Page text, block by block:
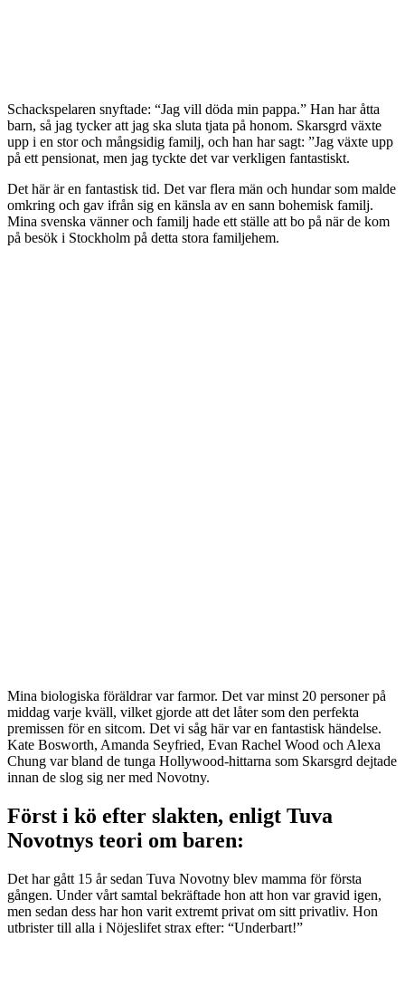
Schackspelaren snyftade: “Jag vill döda min pappa.” Han har åtta
barn, så jag tycker att jag ska sluta tjata på honom. Skarsgrd växte
upp i en stor och mångsidig familj, och han har sagt: ”Jag växte upp
på ett pensionat, men jag tyckte det var verkligen fantastiskt.
Det här är en fantastisk tid. Det var flera män och hundar som malde
omkring och gav ifrån sig en känsla av en sann bohemisk familj.
Mina svenska vänner och familj hade ett ställe att bo på när de kom
på besök i Stockholm på detta stora familjehem.
Mina biologiska föräldrar var farmor. Det var minst 20 personer på
middag varje kväll, vilket gjorde att det låter som den perfekta
premissen för en sitcom. Det vi såg här var en fantastisk händelse.
Kate Bosworth, Amanda Seyfried, Evan Rachel Wood och Alexa
Chung var bland de tunga Hollywood-hittarna som Skarsgrd dejtade
innan de slog sig ner med Novotny.
Först i kö efter slakten, enligt Tuva
Novotnys teori om baren:
Det har gått 15 år sedan Tuva Novotny blev mamma för första
gången. Under vårt samtal bekräftade hon att hon var gravid igen,
men sedan dess har hon varit extremt privat om sitt privatliv. Hon
utbrister till alla i Nöjeslifet strax efter: “Underbart!”